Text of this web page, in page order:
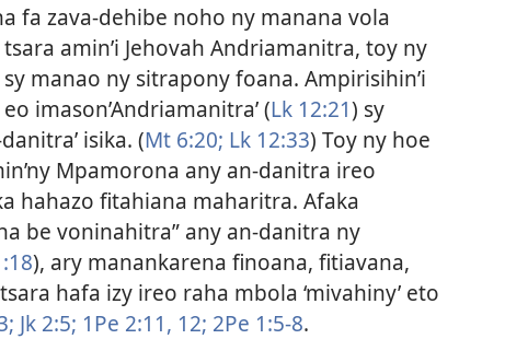
fa zava-dehibe noho ny manana vola
amin’i Jehovah Andriamanitra, toy ny
manao ny sitrapony foana. Ampirisihin’i
imason’Andriamanitra’ (Lk 12:21) sy
isika. (Mt 6:20; Lk 12:33) Toy ny hoe
Mpamorona any an-danitra ireo
hahazo fitahiana maharitra. Afaka
be voninahitra” any an-danitra ny
), ary manankarena finoana, fitiavana,
hafa izy ireo raha mbola ‘mivahiny’ eto
Jk 2:5; 1Pe 2:11, 12; 2Pe 1:5-8.